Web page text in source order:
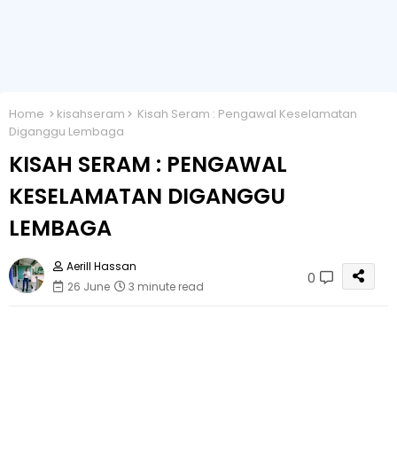
Home kisahseram
Kisah Seram : Pengawal Keselamatan
Diganggu Lembaga
KISAH SERAM : PENGAWAL
KESELAMATAN DIGANGGU
LEMBAGA
Aerill Hassan
26 June
3 minute read 0